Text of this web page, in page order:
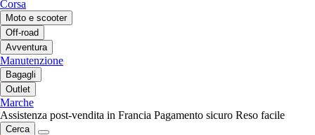
Corsa
Moto e scooter
Off-road
Avventura
Manutenzione
Bagagli
Outlet
Marche
Assistenza post-vendita in Francia Pagamento sicuro Reso facile
Cerca